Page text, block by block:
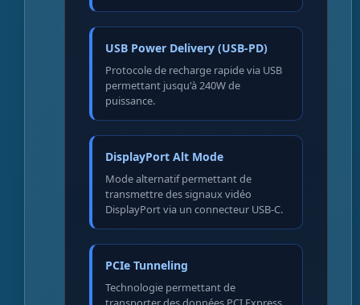
USB Power Delivery (USB-PD)
Protocole de recharge rapide via USB
permettant jusqu'à 240W de
puissance.
DisplayPort Alt Mode
Mode alternatif permettant de
transmettre des signaux vidéo
DisplayPort via un connecteur USB-C.
PCIe Tunneling
Technologie permettant de